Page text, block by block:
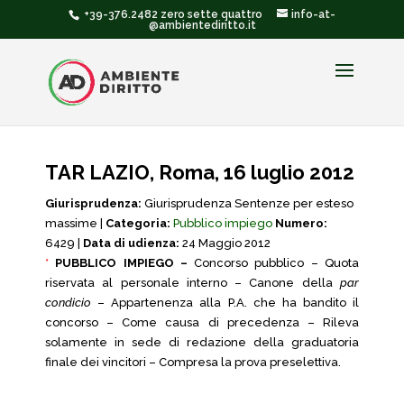
+39-376.2482 zero sette quattro
info-at-
@ambientediritto.it
TAR LAZIO, Roma, 16 luglio 2012
Giurisprudenza: Giurisprudenza Sentenze per esteso
massime | Categoria: Pubblico impiego Numero:
6429 | Data di udienza: 24 Maggio 2012
* PUBBLICO IMPIEGO –Concorso pubblico – Quota
riservata al personale interno – Canone della par
condicio – Appartenenza alla P.A. che ha bandito il
concorso – Come causa di precedenza – Rileva
solamente in sede di redazione della graduatoria
finale dei vincitori – Compresa la prova preselettiva.